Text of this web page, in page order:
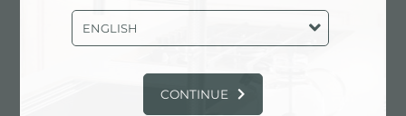
ENGLISH
CONTINUE